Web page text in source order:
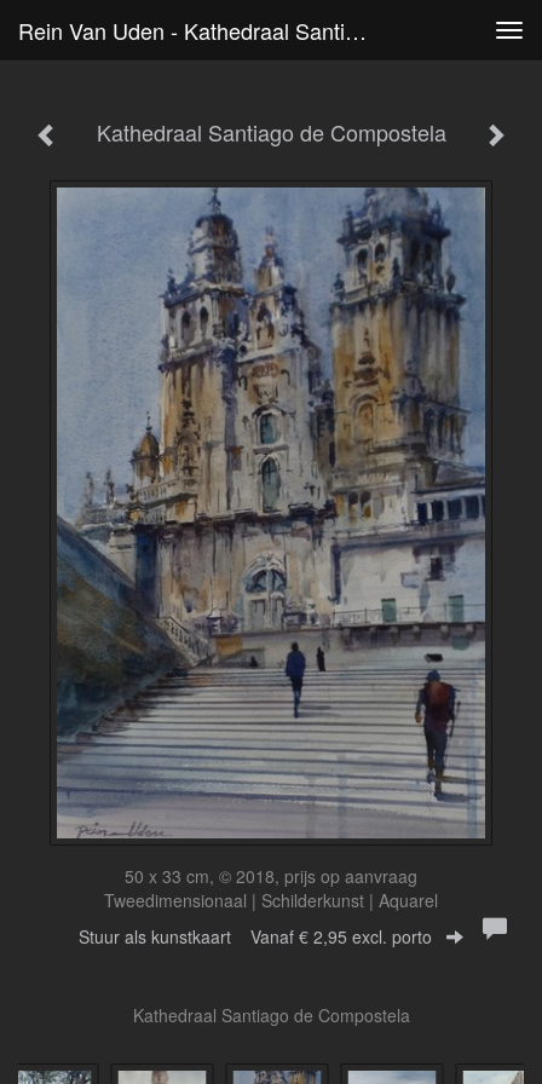
Rein Van Uden - Kathedraal Santiago De Compostela
Kathedraal Santiago de Compostela
50 x 33 cm, © 2018, prijs op aanvraag
Tweedimensionaal | Schilderkunst | Aquarel
Stuur als kunstkaart Vanaf € 2,95 excl. porto
Kathedraal Santiago de Compostela